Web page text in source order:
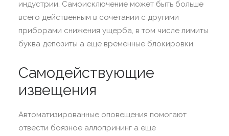
индустрии. Самоисключение может быть больше
всего действенным в сочетании с другими
приборами снижения ущерба, в том числе лимиты
буква депозиты а еще временные блокировки.
Самодействующие
извещения
Автоматизированные оповещения помогают
отвести боязное аллопрининг а еще